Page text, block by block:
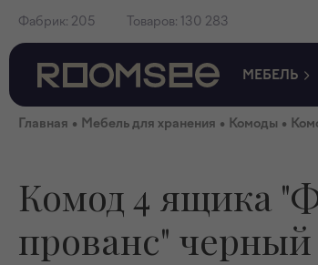
Фабрик: 205 Товаров: 130 283
МЕБЕЛЬ
Главная • Мебель для хранения • Комоды •
Комод 4 ящика
прованс" черный